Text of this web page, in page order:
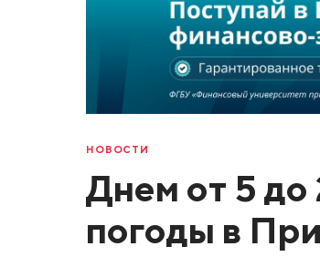
НОВОСТИ
Днем от 5 до
погоды в